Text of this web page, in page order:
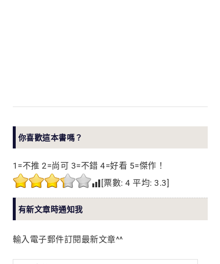
你喜歡這本書嗎？
1=不推 2=尚可 3=不錯 4=好看 5=傑作！
[票數: 4 平均: 3.3]
有新文章時通知我
輸入電子郵件訂閱最新文章^^